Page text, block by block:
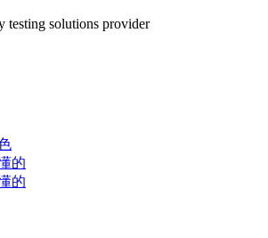
testing solutions provider
的
的